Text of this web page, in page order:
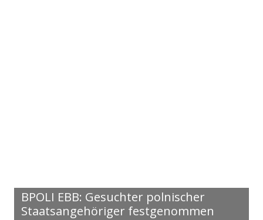
BPOLI EBB: Gesuchter polnischer
Staatsangehöriger festgenommen